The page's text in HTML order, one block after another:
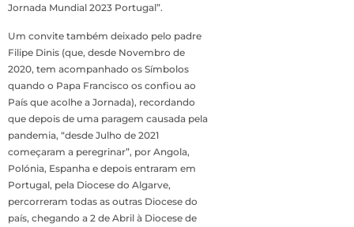
Jornada Mundial 2023 Portugal”.
Um convite também deixado pelo padre
Filipe Dinis (que, desde Novembro de
2020, tem acompanhado os Símbolos
quando o Papa Francisco os confiou ao
País que acolhe a Jornada), recordando
que depois de uma paragem causada pela
pandemia, “desde Julho de 2021
começaram a peregrinar”, por Angola,
Polónia, Espanha e depois entraram em
Portugal, pela Diocese do Algarve,
percorreram todas as outras Diocese do
país, chegando a 2 de Abril à Diocese de